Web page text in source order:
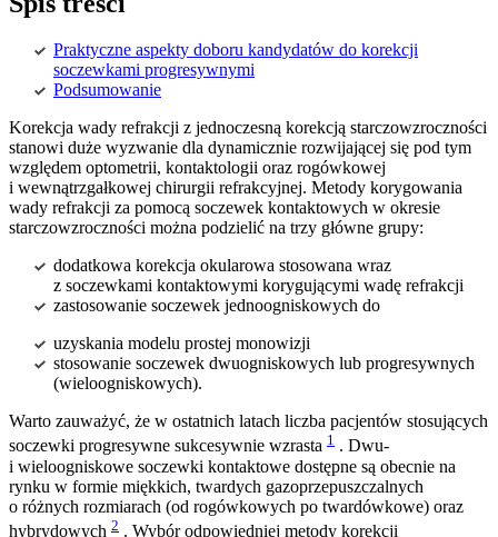
Praktyczne aspekty doboru kandydatów do korekcji
soczewkami progresywnymi
Podsumowanie
Korekcja wady refrakcji z jednoczesną korekcją starczowzroczności
stanowi duże wyzwanie dla dynamicznie rozwijającej się pod tym
względem optometrii, kontaktologii oraz rogówkowej
i wewnątrzgałkowej chirurgii refrakcyjnej. Metody korygowania
wady refrakcji za pomocą soczewek kontaktowych w okresie
starczowzroczności można podzielić na trzy główne grupy:
dodatkowa korekcja okularowa stosowana wraz
z soczewkami kontaktowymi korygującymi wadę refrakcji
zastosowanie soczewek jednoogniskowych do
uzyskania modelu prostej monowizji
stosowanie soczewek dwuogniskowych lub progresywnych
(wieloogniskowych).
Warto zauważyć, że w ostatnich latach liczba pacjentów stosujących
soczewki progresywne sukcesywnie wzrasta 1 . Dwu-
i wieloogniskowe soczewki kontaktowe dostępne są obecnie na
rynku w formie miękkich, twardych gazoprzepuszczalnych
o różnych rozmiarach (od rogówkowych po twardówkowe) oraz
hybrydowych 2 . Wybór odpowiedniej metody korekcji